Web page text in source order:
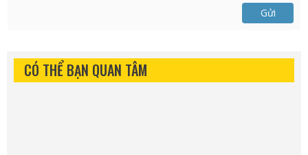
Gửi
CÓ THỂ BẠN QUAN TÂM